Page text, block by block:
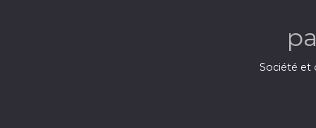
Société et